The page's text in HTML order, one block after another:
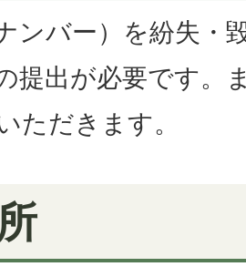
ンバー）を紛失・
提出が必要です。
ただきます。